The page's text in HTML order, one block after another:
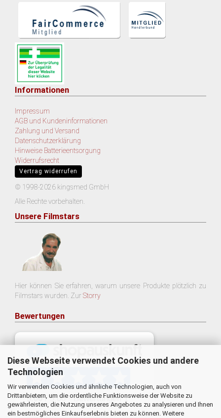
Diese Webseite verwendet Cookies und andere
Technologien
Wir verwenden Cookies und ähnliche Technologien, auch von
Drittanbietern, um die ordentliche Funktionsweise der Website zu
gewährleisten, die Nutzung unseres Angebotes zu analysieren und Ihnen
ein bestmögliches Einkaufserlebnis bieten zu können. Weitere
Informationen
Impressum
AGB und Kundeninformationen
Zahlung und Versand
Datenschutzerklärung
Hinweise Batterieentsorgung
Widerrufsrecht
Vertrag widerrufen
© 1998-2026 kingsmed GmbH
Alle Rechte vorbehalten.
Unsere Filmstars
Hier können Sie erfahren, warum unsere Produkte plötzlich zu
Filmstars wurden. ZurStorry
Bewertungen